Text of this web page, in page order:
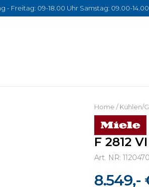
- Freitag: 09-18.00 Uhr Samstag: 09.00-
Home / Kühlen/
F 2812 VI
Art. NR: 1120470
8.549,-